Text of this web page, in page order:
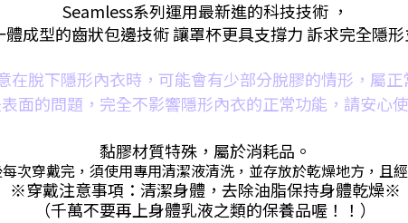
Seamless系列運用最新進的科技技術 ，
成型的齒狀包邊技術 讓罩杯更具支撐力 訴求完全隱
意在脫下隱形內衣時，可能會有少部分脫膠的情形，屬
面的問題，完全不影響隱形內衣的正常功能，請安心
黏膠材質特殊，屬於消耗品。
次穿戴完，須使用專用清潔液清洗，並存放於乾燥地方，且
※穿戴注意事項：清潔身體，去除油脂保持身體乾燥※
（千萬不要再上身體乳液之類的保養品喔！！）